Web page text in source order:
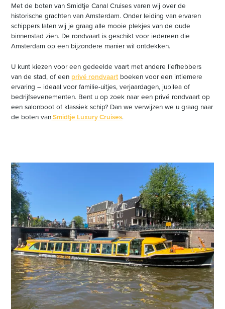
Met de boten van Smidtje Canal Cruises varen wij over de
historische grachten van Amsterdam. Onder leiding van ervaren
schippers laten wij je graag alle mooie plekjes van de oude
binnenstad zien. De rondvaart is geschikt voor iedereen die
Amsterdam op een bijzondere manier wil ontdekken.
U kunt kiezen voor een gedeelde vaart met andere liefhebbers
van de stad, of een privé rondvaart boeken voor een intiemere
ervaring – ideaal voor familie-uitjes, verjaardagen, jubilea of
bedrijfsevenementen. Bent u op zoek naar een privé rondvaart op
een salonboot of klassiek schip? Dan we verwijzen we u graag naar
de boten vanSmidtje Luxury Cruises.